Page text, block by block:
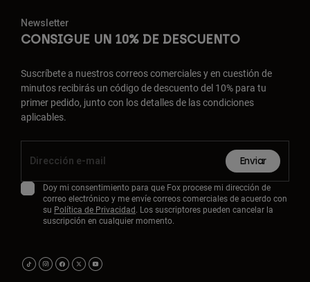
Newsletter
CONSIGUE UN 10% DE DESCUENTO
Suscríbete a nuestros correos comerciales y en cuestión de
minutos recibirás un código de descuento del 10% para tu
primer pedido, junto con los detalles de las condiciones
aplicables.
Enviar
Doy mi consentimiento para que Fox procese mi dirección de
correo electrónico y me envíe correos comerciales de acuerdo con
su Política de Privacidad. Los suscriptores pueden cancelar la
suscripción en cualquier momento.